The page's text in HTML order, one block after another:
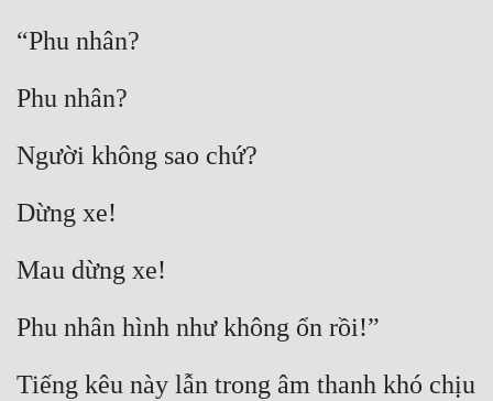
“Phu nhân?
Phu nhân?
Người không sao chứ?
Dừng xe!
Mau dừng xe!
Phu nhân hình như không ổn rồi!”
Tiếng kêu này lẫn trong âm thanh khó chịu